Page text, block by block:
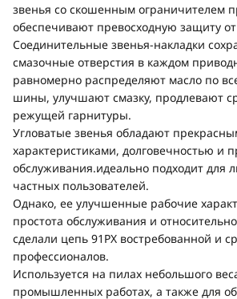
звенья со скошенным ограничителем
обеспечивают превосходную защиту
Соединительные звенья-накладки
смазочные отверстия в каждом
равномерно распределяют масло по
шины, улучшают смазку, продлевают
режущей гарнитуры.
Угловатые звенья обладают
характеристиками, долговечностью и
обслуживания.идеально подходит для
частных пользователей.
Однако, ее улучшенные рабочие
простота обслуживания и
сделали цепь 91PX востребованной и
профессионалов.
Используется на пилах небольшого
промышленных работах, а также для